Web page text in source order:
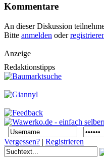
Kommentare
An dieser Diskussion
Bitte anmelden oder
Anzeige
Redaktionstipps
Vergessen? | Registrieren